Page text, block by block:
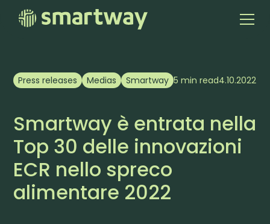
Press releases Medias Smartway 5 min read4.10.2022
Smartway è entrata nella
Top 30 delle innovazioni
ECR nello spreco
alimentare 2022